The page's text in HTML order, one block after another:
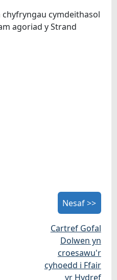
chyfryngau cymdeithasol
agoriad y Strand
Nesaf >>
Cartref Gofal
Dolwen yn
croesawu'r
cyhoedd i Ffair
yr Hydref